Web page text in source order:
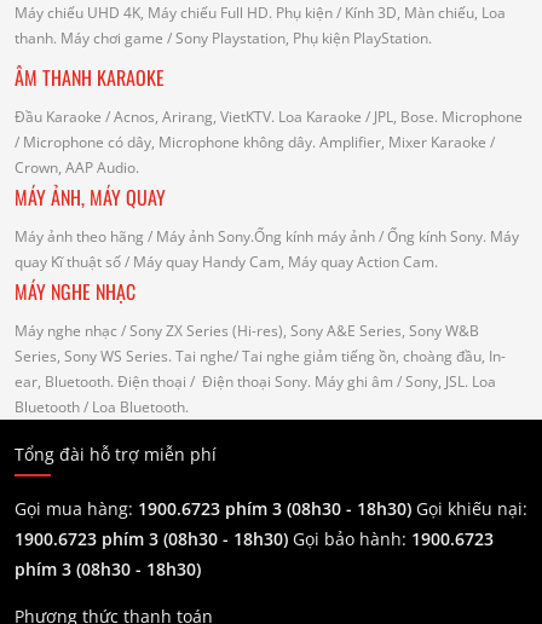
Máy chiếu UHD 4K, Máy chiếu Full HD. Phụ kiện/ Kính 3D, Màn chiếu, Loa
thanh. Máy chơi game / Sony Playstation, Phụ kiện PlayStation.
ÂM THANH KARAOKE
Đầu Karaoke / Acnos, Arirang, VietKTV. Loa Karaoke / JPL, Bose. Microphone
/ Microphone có dây, Microphone không dây. Amplifier, Mixer Karaoke /
Crown, AAP Audio.
MÁY ẢNH, MÁY QUAY
Máy ảnh theo hãng / Máy ảnh Sony.Ống kính máy ảnh / Ống kính Sony. Máy
quay Kĩ thuật số/ Máy quay Handy Cam, Máy quay Action Cam.
MÁY NGHE NHẠC
Máy nghe nhạc / Sony ZX Series (Hi-res), Sony A&E Series, Sony W&B
Series, Sony WS Series. Tai nghe/ Tai nghe giảm tiếng ồn, choàng đầu, In-
ear, Bluetooth. Điện thoại / Điện thoại Sony. Máy ghi âm / Sony, JSL. Loa
Bluetooth/ Loa Bluetooth.
Tổng đài hỗ trợ miễn phí
Gọi mua hàng: 1900.6723 phím 3 (08h30 - 18h30) Gọi khiếu nại:
1900.6723 phím 3 (08h30 - 18h30) Gọi bảo hành: 1900.6723
phím 3 (08h30 - 18h30)
Phương thức thanh toán